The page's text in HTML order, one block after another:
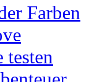
Farben
testen